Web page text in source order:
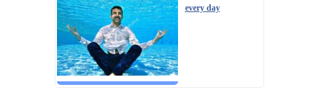
every day